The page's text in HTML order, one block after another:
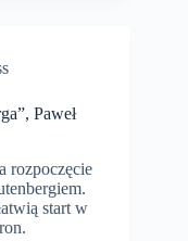
Paweł
rozpoczęcie
start w